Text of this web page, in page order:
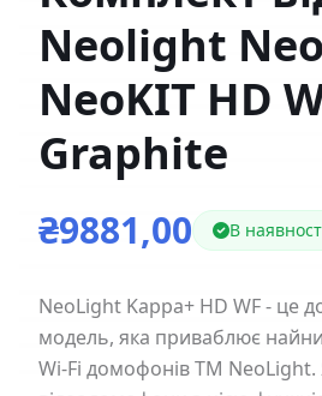
Neolight
NeoKIT HD
Graphite
₴9881,00 В
NeoLight Kappa+ HD WF - це
модель, яка приваблює
Wi-Fi домофонів ТМ NeoLight.